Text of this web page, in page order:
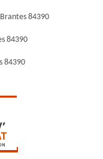
84390
84390
84390